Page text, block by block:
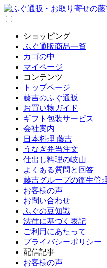
ショッピング
ふぐ通販商品一覧
カゴの中
マイページ
コンテンツ
トップページ
藤吉のふぐ通販
お買い物ガイド
ギフト包装サービス
会社案内
日本料理 藤吉
うなぎ弁当注文
仕出し料理の岐山
よくある質問と回答
藤吉グループの衛生管
お客様の声
お問い合わせ
ふぐの豆知識
法律に基づく表記
ご利用にあたって
プライバシーポリシー
配信記事
お客様の声